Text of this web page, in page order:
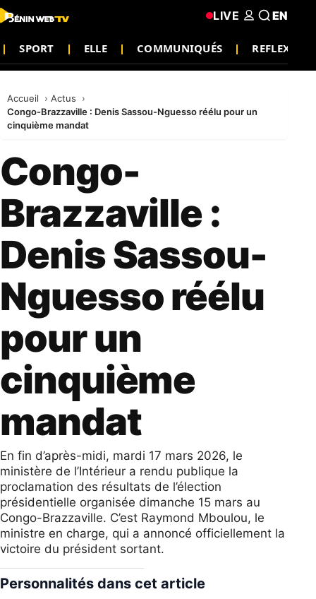
SPORT ELLE COMMUNIQUÉS REFLEXION
LIVE EN
Accueil
Actus
Congo-Brazzaville : Denis Sassou-Nguesso réélu pour un
cinquième mandat
Congo-
Brazzaville :
Denis Sassou-
Nguesso réélu
pour un
cinquième
mandat
En fin d’après-midi, mardi 17 mars 2026, le
ministère de l’Intérieur a rendu publique la
proclamation des résultats de l’élection
présidentielle organisée dimanche 15 mars au
Congo-Brazzaville. C’est Raymond Mboulou, le
ministre en charge, qui a annoncé officiellement la
victoire du président sortant.
Personnalités dans cet article